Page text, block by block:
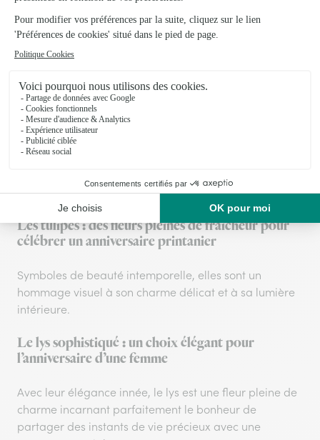
De ladouceur des rosesaux éclats de couleur des
tulipes, chaque choix floral est un rappel de vos
sentiments envers cette personne qui est chère à votre
Un bouquet de douces roses roses pour un
anniversaire élégant
Chaque pétale de rose rose exprime tendresse et
pour transmettre vos sentiments profonds.
Les tulipes : des fleurs pleines de fraîcheur pour
célébrer un anniversaire printanier
Symboles de beauté intemporelle, elles sont un
hommage visuel à son charme délicat et à sa lumière
intérieure.
Le lys sophistiqué : un choix élégant pour
l’anniversaire d’une femme
Avec leur élégance innée, le lys est une fleur pleine de
charme incarnant parfaitement le bonheur de
partager des instants de vie précieux avec une